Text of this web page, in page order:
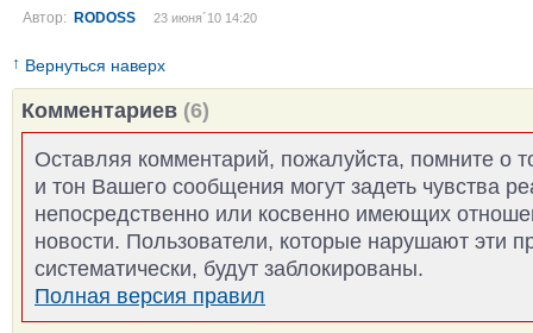
Автор: RODOSS 23 июня´10 14:20
↑ Вернуться наверх
Комментариев (6)
Оставляя комментарий, пожалуйста, помните о
и тон Вашего сообщения могут задеть чувства
непосредственно или косвенно имеющих
новости. Пользователи, которые нарушают эти
систематически, будут заблокированы.
Полная версия правил